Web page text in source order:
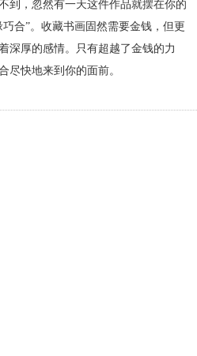
到，忽然有一天这件作品就摆在你的
合”。收藏书画固然需要金钱，但更
深厚的感情。只有超越了金钱的力
尽快地来到你的面前。